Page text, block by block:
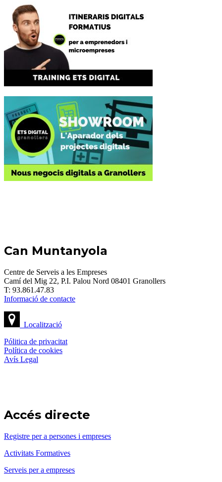
Can Muntanyola
Centre de Serveis a les Empreses
Camí del Mig 22, P.I. Palou Nord 08401 Granollers
T: 93.861.47.83
Informació de contacte
Localització
Pólitica de privacitat
Política de cookies
Avís Legal
Accés directe
Registre per a persones i empreses
Activitats Formatives
Serveis per a empreses